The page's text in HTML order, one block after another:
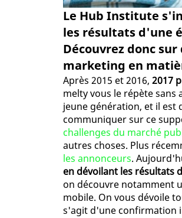
Le Hub Institute
les résultats d'une
Découvrez donc
marketing en
Après 2015 et 2016, 2017
melty vous le répète
jeune génération, et il est
communiquer sur ce
challenges du marché
autres choses. Plus
les annonceurs.
en dévoilant les résultats
on découvre notamment
mobile. On vous dévoile
s'agit d'une confirmation